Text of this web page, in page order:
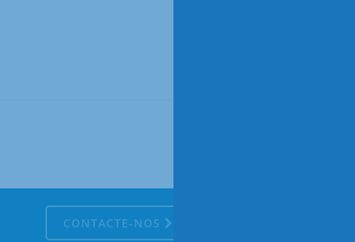
CONTACTE-NOS